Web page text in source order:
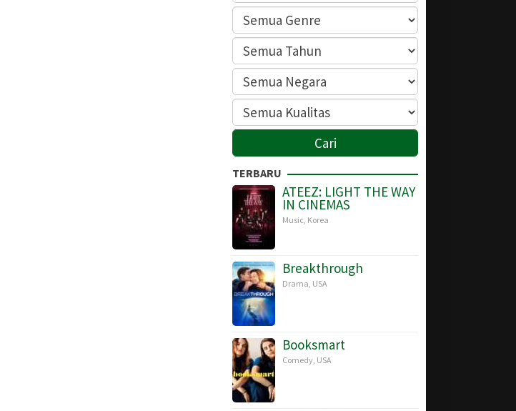
TERBARU
ATEEZ: LIGHT THE WAY
IN CINEMAS
Music, Korea
Breakthrough
Drama, USA
Booksmart
Comedy, USA